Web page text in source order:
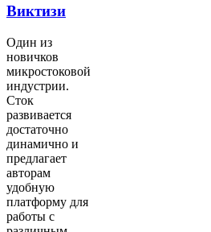
Виктизи
Один из
новичков
микростоковой
индустрии.
Сток
развивается
достаточно
динамично и
предлагает
авторам
удобную
платформу для
работы с